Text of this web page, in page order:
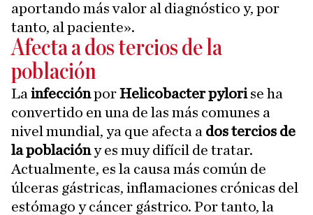
aportando más valor al diagnóstico y, por
tanto, al paciente».
Afecta a dos tercios de la
población
La infecciónporHelicobacter pylorise ha
convertido en una de las más comunes a
nivel mundial, ya que afecta a dos tercios de
la poblacióny es muy difícil de tratar.
Actualmente, es la causa más común de
úlceras gástricas, inflamaciones crónicas del
estómago y cáncer gástrico. Por tanto, la